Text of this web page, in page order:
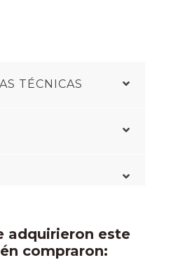
TÉCNICAS
adquirieron este
compraron: